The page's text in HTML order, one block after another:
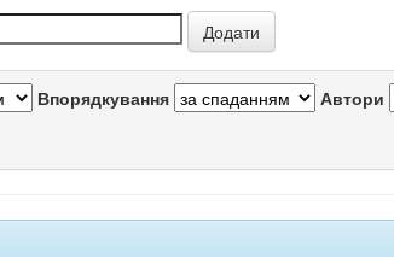
Впорядкування Автори